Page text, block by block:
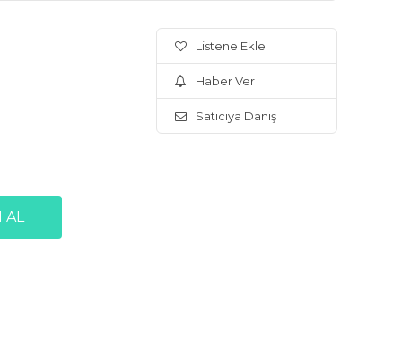
Listene Ekle
Haber Ver
Satıcıya Danış